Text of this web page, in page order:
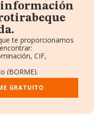
información
te proporcionamos
CIF,
(BORME).
y Empleados.
Administradores.
GRATUITO